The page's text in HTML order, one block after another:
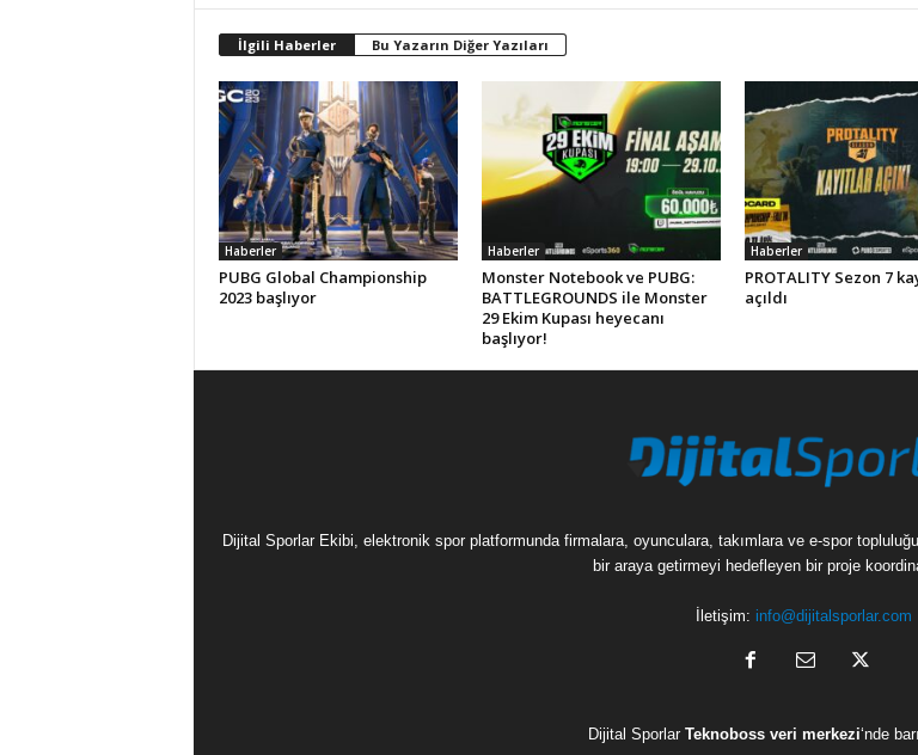
İlgili Haberler Bu Yazarın Diğer Yazıları
Haberler
PUBG Global Championship
2023 başlıyor
Haberler
Monster Notebook ve PUBG:
BATTLEGROUNDS ile Monster
29 Ekim Kupası heyecanı
başlıyor!
Haberler
PROTALITY Sezon 7
açıldı
Dijital Sporlar Ekibi, elektronik spor platformunda firmalara, oyunculara, takımlara ve e-spor
bir araya getirmeyi hedefleyen bir proje
İletişim: info@dijitalsporlar.com
Dijital Sporlar Teknoboss veri merkezi‘nde